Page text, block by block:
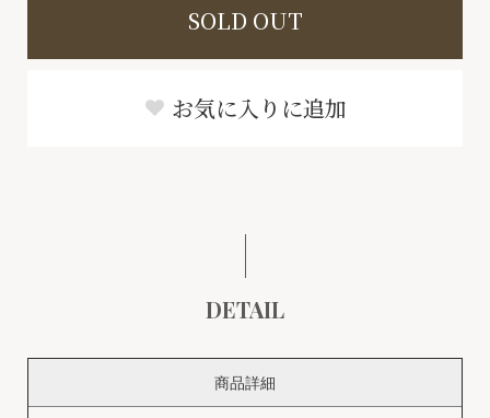
SOLD OUT
お気に入りに追加
DETAIL
商品詳細